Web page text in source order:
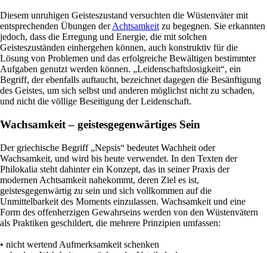
Diesem unruhigen Geisteszustand versuchten die Wüstenväter mit
entsprechenden Übungen derAchtsamkeit zu begegnen. Sie erkannten
jedoch, dass die Erregung und Energie, die mit solchen
Geisteszuständen einhergehen können, auch konstruktiv für die
Lösung von Problemen und das erfolgreiche Bewältigen bestimmter
Aufgaben genutzt werden können. „Leidenschaftslosigkeit“, ein
Begriff, der ebenfalls auftaucht, bezeichnet dagegen die Besänftigung
des Geistes, um sich selbst und anderen möglichst nicht zu schaden,
und nicht die völlige Beseitigung der Leidenschaft.
Wachsamkeit – geistesgegenwärtiges Sein
Der griechische Begriff „Nepsis“ bedeutet Wachheit oder
Wachsamkeit, und wird bis heute verwendet. In den Texten der
Philokalia steht dahinter ein Konzept, das in seiner Praxis der
modernen Achtsamkeit nahekommt, deren Ziel es ist,
geistesgegenwärtig zu sein und sich vollkommen auf die
Unmittelbarkeit des Moments einzulassen. Wachsamkeit und eine
Form des offenherzigen Gewahrseins werden von den Wüstenvätern
als Praktiken geschildert, die mehrere Prinzipien umfassen:
• nicht wertend Aufmerksamkeit schenken